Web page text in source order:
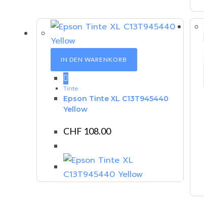
IN DEN WARENKORB
Tinte
Epson Tinte XL C13T945440
Yellow
CHF 108.00